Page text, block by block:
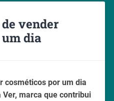
vender
dia
cosméticos por um dia
marca que contribui